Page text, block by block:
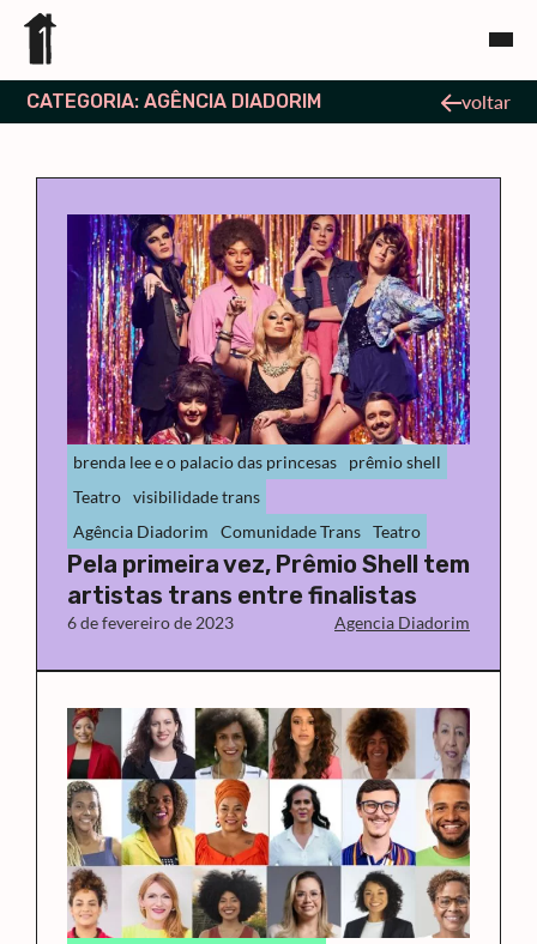
CATEGORIA: AGÊNCIA DIADORIM voltar
brenda lee e o palacio das princesas
prêmio shell
Teatro visibilidade trans
Agência Diadorim
Comunidade Trans Teatro
Pela primeira vez, Prêmio Shell tem
artistas trans entre finalistas
6 de fevereiro de 2023 Agencia Diadorim